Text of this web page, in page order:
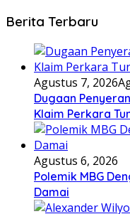
Berita Terbaru
Agustus 7, 2026
Dugaan
Klaim Perkara
Agustus 6, 2026
Polemik MBG
Damai